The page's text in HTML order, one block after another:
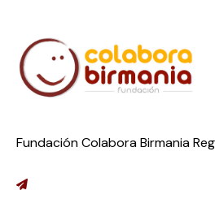
Fundación Colabora Birmania